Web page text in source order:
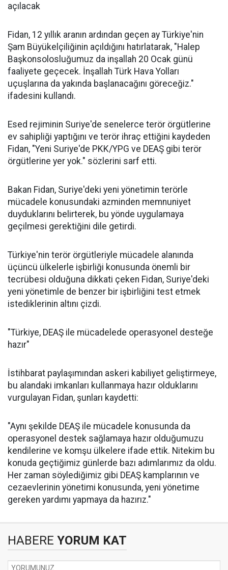
açılacak
Fidan, 12 yıllık aranın ardından geçen ay Türkiye'nin
Şam Büyükelçiliğinin açıldığını hatırlatarak, "Halep
Başkonsolosluğumuz da inşallah 20 Ocak günü
faaliyete geçecek. İnşallah Türk Hava Yolları
uçuşlarına da yakında başlanacağını göreceğiz."
ifadesini kullandı.
Esed rejiminin Suriye'de senelerce terör örgütlerine
ev sahipliği yaptığını ve terör ihraç ettiğini kaydeden
Fidan, "Yeni Suriye'de PKK/YPG ve DEAŞ gibi terör
örgütlerine yer yok." sözlerini sarf etti.
Bakan Fidan, Suriye'deki yeni yönetimin terörle
mücadele konusundaki azminden memnuniyet
duyduklarını belirterek, bu yönde uygulamaya
geçilmesi gerektiğini dile getirdi.
Türkiye'nin terör örgütleriyle mücadele alanında
üçüncü ülkelerle işbirliği konusunda önemli bir
tecrübesi olduğuna dikkati çeken Fidan, Suriye'deki
yeni yönetimle de benzer bir işbirliğini test etmek
istediklerinin altını çizdi.
"Türkiye, DEAŞ ile mücadelede operasyonel desteğe
hazır"
İstihbarat paylaşımından askeri kabiliyet geliştirmeye,
bu alandaki imkanları kullanmaya hazır olduklarını
vurgulayan Fidan, şunları kaydetti:
"Aynı şekilde DEAŞ ile mücadele konusunda da
operasyonel destek sağlamaya hazır olduğumuzu
kendilerine ve komşu ülkelere ifade ettik. Nitekim bu
konuda geçtiğimiz günlerde bazı adımlarımız da oldu.
Her zaman söylediğimiz gibi DEAŞ kamplarının ve
cezaevlerinin yönetimi konusunda, yeni yönetime
gereken yardımı yapmaya da hazırız."
HABERE YORUM KAT